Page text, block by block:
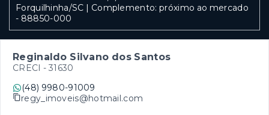
Forquilhinha/SC | Complemento: próximo ao mercado
- 88850-000
Reginaldo Silvano dos Santos
CRECI - 31630
(48) 9980-91009
regy_imoveis@hotmail.com